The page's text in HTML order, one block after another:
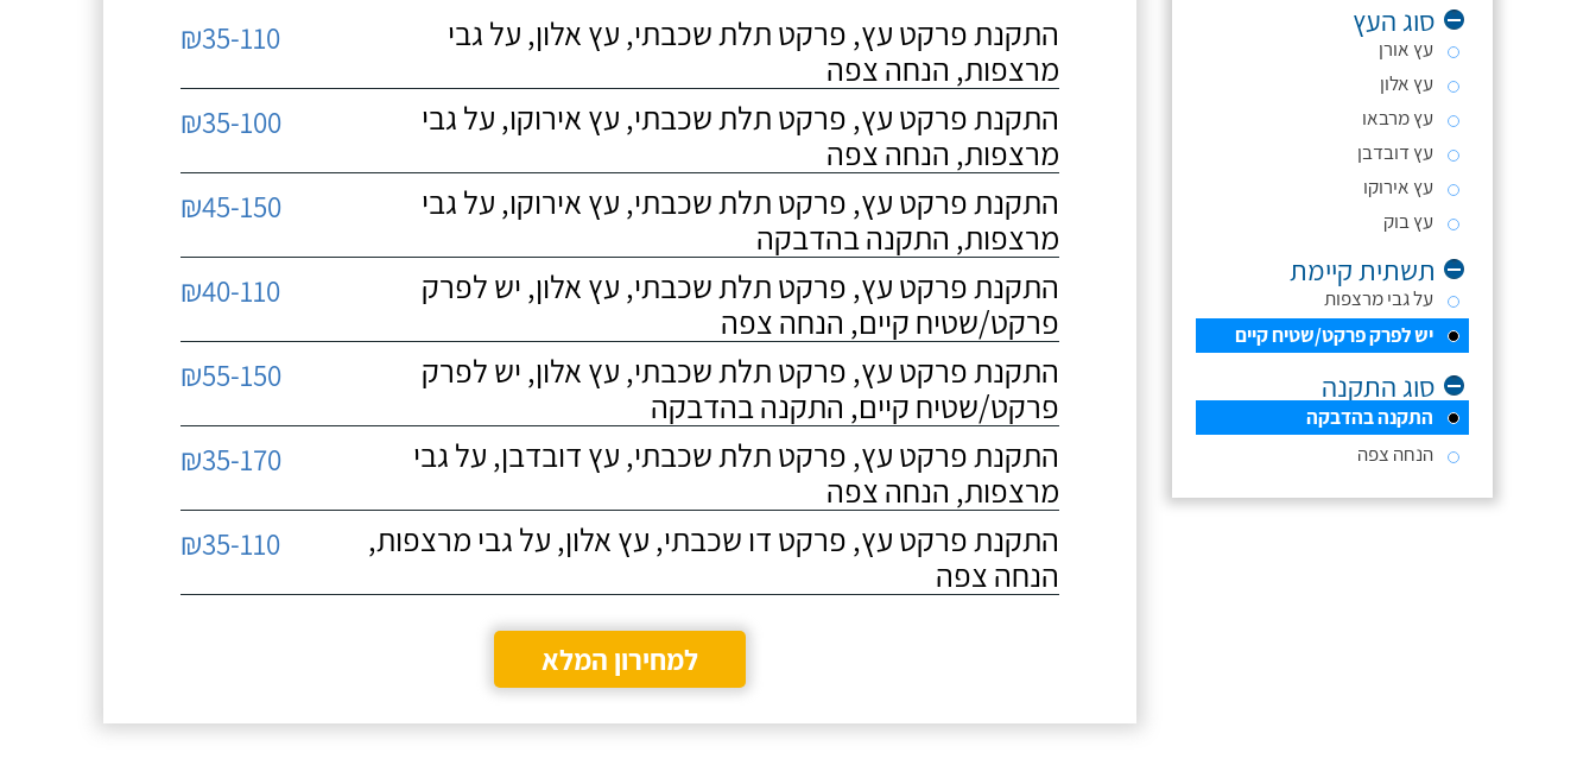
סוג העץ
עץ אורן
עץ אלון
עץ מרבאו
עץ דובדבן
עץ אירוקו
עץ בוק
תשתית קיימת
על גבי מרצפות
יש לפרק פרקט/שטיח קיים
סוג התקנה
התקנה בהדבקה
הנחה צפה
התקנת פרקט עץ, פרקט תלת שכבתי, עץ אלון, על גבי
מרצפות, הנחה צפה
₪35-110
התקנת פרקט עץ, פרקט תלת שכבתי, עץ אירוקו, על גבי
מרצפות, הנחה צפה
₪35-100
התקנת פרקט עץ, פרקט תלת שכבתי, עץ אירוקו, על גבי
מרצפות, התקנה בהדבקה
₪45-150
התקנת פרקט עץ, פרקט תלת שכבתי, עץ אלון, יש לפרק
פרקט/שטיח קיים, הנחה צפה
₪40-110
התקנת פרקט עץ, פרקט תלת שכבתי, עץ אלון, יש לפרק
פרקט/שטיח קיים, התקנה בהדבקה
₪55-150
התקנת פרקט עץ, פרקט תלת שכבתי, עץ דובדבן, על גבי
מרצפות, הנחה צפה
₪35-170
התקנת פרקט עץ, פרקט דו שכבתי, עץ אלון, על גבי מרצפות,
הנחה צפה
₪35-110
למחירון המלא